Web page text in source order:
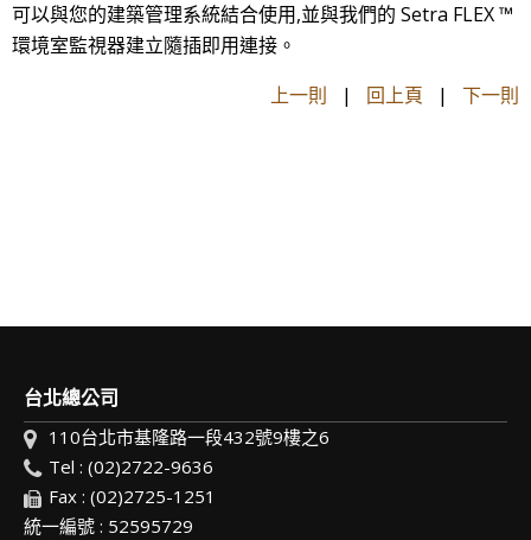
可以與您的建築管理系統結合使用,並與我們的 Setra FLEX ™
環境室監視器建立隨插即用連接。
上一則 | 回上頁 | 下一則
台北總公司
110台北市基隆路一段432號9樓之6
Tel : (02)2722-9636
Fax : (02)2725-1251
統一編號 : 52595729